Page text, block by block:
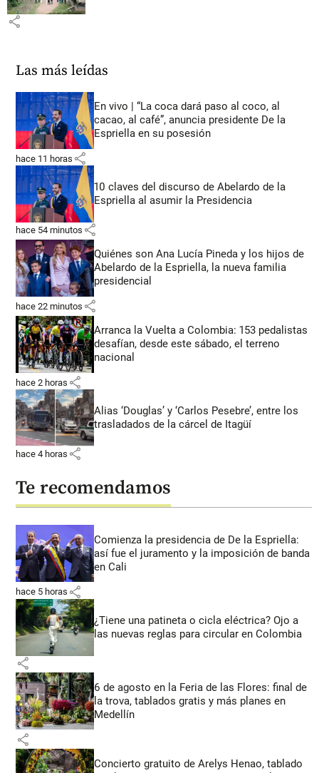
share
Las más leídas
En vivo | “La coca dará paso al coco, al
cacao, al café”, anuncia presidente De la
Espriella en su posesión
hace 11 horas share
10 claves del discurso de Abelardo de la
Espriella al asumir la Presidencia
hace 54 minutos share
Quiénes son Ana Lucía Pineda y los hijos de
Abelardo de la Espriella, la nueva familia
presidencial
hace 22 minutos share
Arranca la Vuelta a Colombia: 153 pedalistas
desafían, desde este sábado, el terreno
nacional
hace 2 horas share
Alias ‘Douglas’ y ‘Carlos Pesebre’, entre los
trasladados de la cárcel de Itagüí
hace 4 horas share
Te recomendamos
Comienza la presidencia de De la Espriella:
así fue el juramento y la imposición de banda
en Cali
hace 5 horas share
¿Tiene una patineta o cicla eléctrica? Ojo a
las nuevas reglas para circular en Colombia
share
6 de agosto en la Feria de las Flores: final de
la trova, tablados gratis y más planes en
Medellín
share
Concierto gratuito de Arelys Henao, tablado